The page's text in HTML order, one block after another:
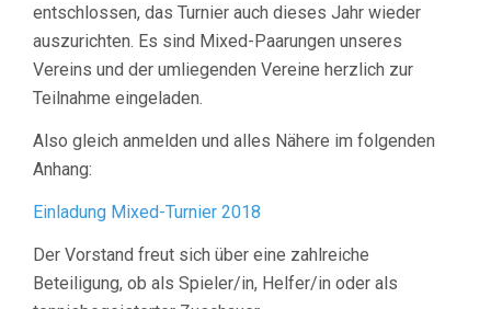
SAMSTAG,
28.
JULI
entschlossen, das Turnier auch dieses Jahr wieder
auszurichten. Es sind Mixed-Paarungen unseres
Vereins und der umliegenden Vereine herzlich zur
Teilnahme eingeladen.
Also gleich anmelden und alles Nähere im folgenden
Anhang:
Einladung Mixed-Turnier 2018
Der Vorstand freut sich über eine zahlreiche
Beteiligung, ob als Spieler/in, Helfer/in oder als